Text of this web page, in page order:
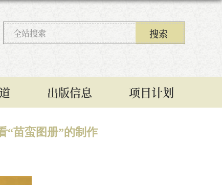
出版信息 项目计划
“苗蛮图册”的制作